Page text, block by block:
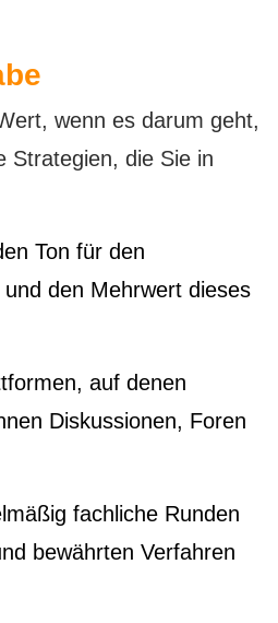
wenn es darum geht,
Strategien, die Sie in
Ton für den
den Mehrwert dieses
auf denen
Diskussionen, Foren
fachliche Runden
bewährten Verfahren